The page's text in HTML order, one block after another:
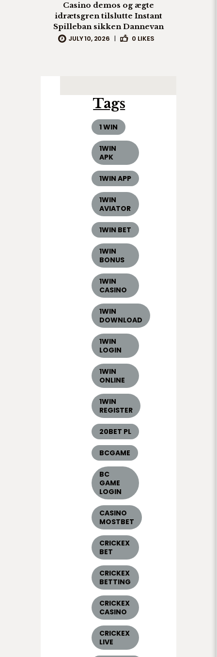
Casino demos og ægte
idrætsgren tilslutte Instant
Spilleban sikken Dannevan
JULY 10, 2026 | 0 LIKES
Tags
1 WIN
1WIN
APK
1WIN APP
1WIN
AVIATOR
1WIN BET
1WIN
BONUS
1WIN
CASINO
1WIN
DOWNLOAD
1WIN
LOGIN
1WIN
ONLINE
1WIN
REGISTER
20BET PL
BCGAME
BC
GAME
LOGIN
CASINO
MOSTBET
CRICKEX
BET
CRICKEX
BETTING
CRICKEX
CASINO
CRICKEX
LIVE